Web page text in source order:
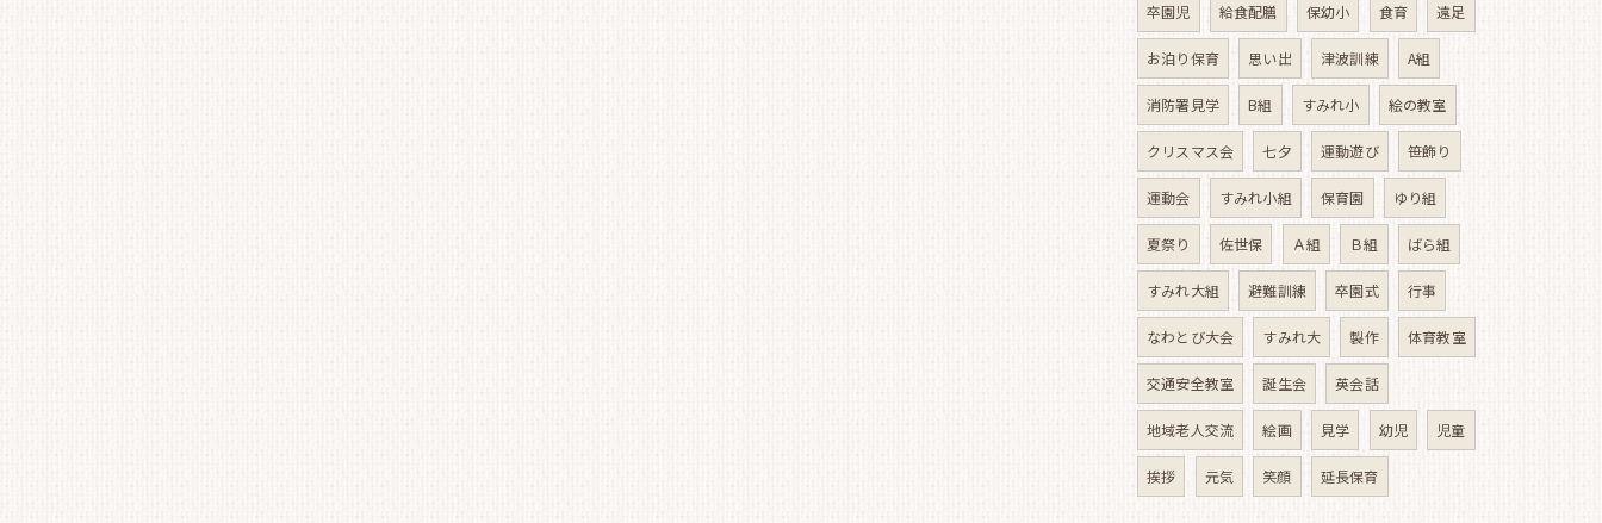
卒園児 給食配膳 保幼小 食育 遠足
お泊り保育 思い出 津波訓練 A組
消防署見学 B組 すみれ小 絵の教室
クリスマス会 七夕 運動遊び 笹飾り
運動会 すみれ小組 保育園 ゆり組
夏祭り 佐世保 Ａ組 Ｂ組 ばら組
すみれ大組 避難訓練 卒園式 行事
なわとび大会 すみれ大 製作 体育教室
交通安全教室 誕生会 英会話
地域老人交流 絵画 見学 幼児 児童
挨拶 元気 笑顔 延長保育